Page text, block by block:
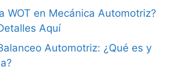
WOT en Mecánica Automotriz?
Aquí
Automotriz: ¿Qué es y